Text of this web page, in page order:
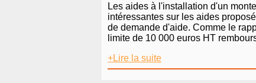
Les aides à l'installation d'un
intéressantes sur les aides
de demande d'aide. Comme le
limite de 10 000 euros HT
+Lire la suite